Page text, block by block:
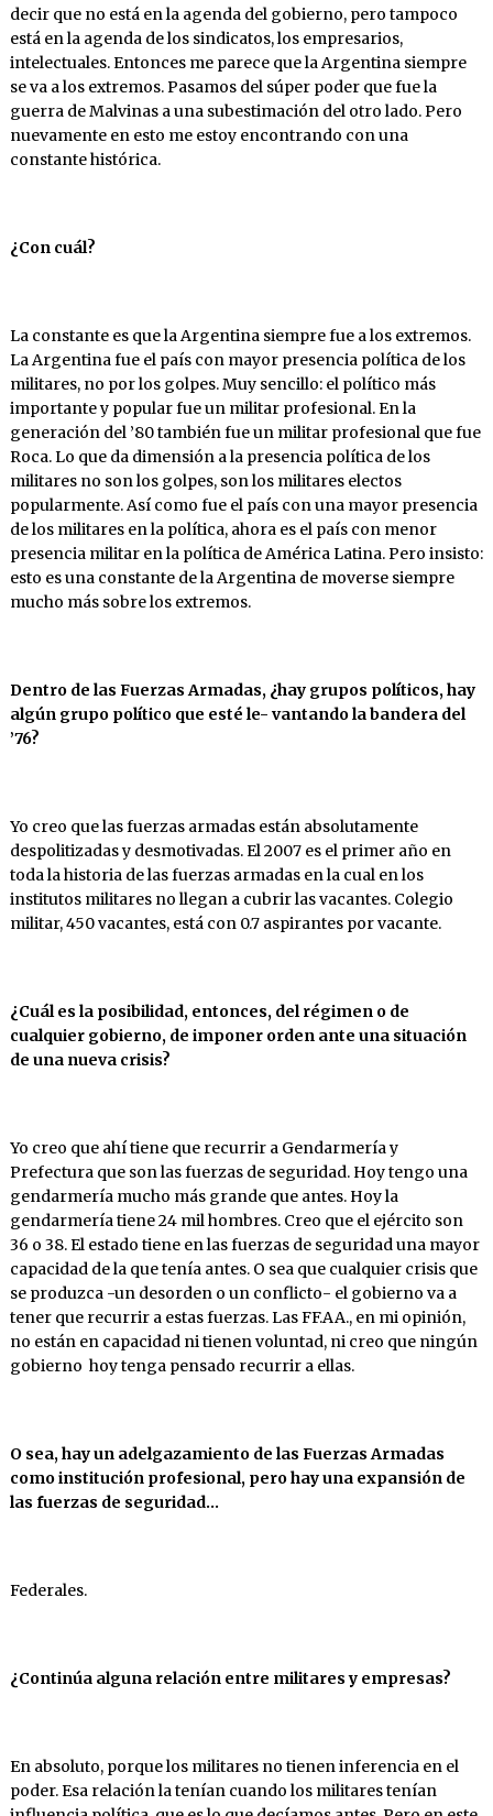
decir que no está en la agenda del gobierno, pero tampoco
está en la agenda de los sindicatos, los empresarios,
intelectuales. Entonces me parece que la Argentina siempre
se va a los extremos. Pasamos del súper poder que fue la
guerra de Malvinas a una subestimación del otro lado. Pero
nuevamente en esto me estoy encontrando con una
constante histórica.
¿Con cuál?
La constante es que la Argentina siempre fue a los extremos.
La Argentina fue el país con mayor presencia política de los
militares, no por los golpes. Muy sencillo: el político más
importante y popular fue un militar profesional. En la
generación del ’80 también fue un militar profesional que fue
Roca. Lo que da dimensión a la presencia política de los
militares no son los golpes, son los militares electos
popularmente. Así como fue el país con una mayor presencia
de los militares en la política, ahora es el país con menor
presencia militar en la política de América Latina. Pero insisto:
esto es una constante de la Argentina de moverse siempre
mucho más sobre los extremos.
Dentro de las Fuerzas Armadas, ¿hay grupos políticos, hay
algún grupo político que esté le- vantando la bandera del
’76?
Yo creo que las fuerzas armadas están absolutamente
despolitizadas y desmotivadas. El 2007 es el primer año en
toda la historia de las fuerzas armadas en la cual en los
institutos militares no llegan a cubrir las vacantes. Colegio
militar, 450 vacantes, está con 0.7 aspirantes por vacante.
¿Cuáles la posibilidad, entonces, del régimeno de
cualquier gobierno, de imponer orden ante una situación
de una nueva crisis?
Yo creo que ahí tiene que recurrir a Gendarmería y
Prefectura que son las fuerzas de seguridad. Hoy tengo una
gendarmería mucho más grande que antes. Hoy la
gendarmería tiene 24 mil hombres. Creo que el ejército son
36 o 38. El estado tiene en las fuerzas de seguridad una mayor
capacidad de la que tenía antes. O sea que cualquier crisis que
se produzca -un desorden o un conflicto- el gobierno va a
tener que recurrir a estas fuerzas. Las FF.AA., en mi opinión,
no están en capacidad ni tienen voluntad, ni creo que ningún
gobierno hoy tenga pensado recurrir a ellas.
O sea, hay un adelgazamiento de las Fuerzas Armadas
como institución profesional, pero hay una expansión de
las fuerzas de seguridad…
Federales.
¿Continúa alguna relación entre militares y empresas?
En absoluto, porque los militares no tienen inferencia en el
poder. Esa relación la tenían cuando los militares tenían